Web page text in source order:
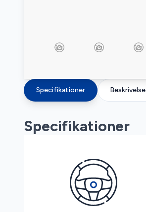
Specifikationer Beskrivelse
Specifikationer